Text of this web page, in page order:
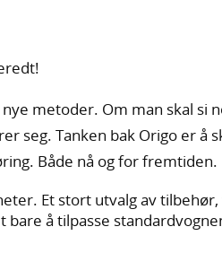
metoder. Om man skal si
seg. Tanken bak Origo er å
Både nå og for fremtiden.
Et stort utvalg av
bare å tilpasse